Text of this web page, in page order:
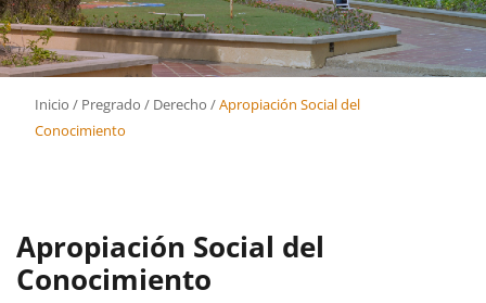
Inicio / Pregrado / Derecho /Apropiación Social del
Conocimiento
Apropiación Social del
Conocimiento